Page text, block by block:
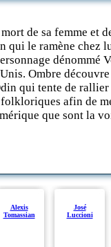
de sa femme et
qui le ramène chez
dénommé
Ombre
qui tente de rallier
afin de
que sont la
Alexis
Tomassian
José
Luccioni